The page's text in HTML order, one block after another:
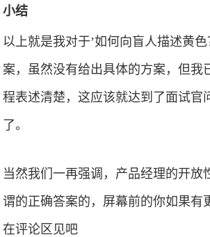
小结
以上就是我对于’如何向盲人描述黄
案，虽然没有给出具体的方案，但我
程表述清楚，这应该就达到了面试官
了。
当然我们一再强调，产品经理的开放
谓的正确答案的，屏幕前的你如果有
在评论区见吧